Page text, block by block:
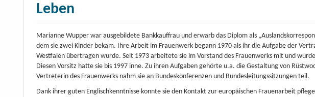
Leben
Marianne Wupper war ausgebildete Bankkauffrau und erwarb das Diplom als
dem sie zwei Kinder bekam. Ihre Arbeit im Frauenwerk begann 1970 als ihr die Aufgabe der
Westfalen übertragen wurde. Seit 1973 arbeitete sie im Vorstand des Frauenwerks mit und
Diesen Vorsitz hatte sie bis 1997 inne. Zu ihren Aufgaben gehörte u.a. die Gestaltung von
Vertreterin des Frauenwerks nahm sie an Bundeskonferenzen und Bundesleitungssitzungen teil.
Dank ihrer guten Englischkenntnisse konnte sie den Kontakt zur europäischen Frauenarbeit